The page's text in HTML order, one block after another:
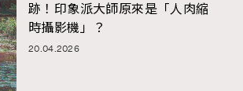
Hommes
跡！印象派大師原來是「人肉縮
時攝影機」？
20.04.2026